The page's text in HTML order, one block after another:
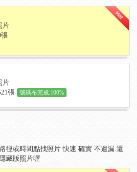
片
張
片
張
號碼布完成:100%
徑或時間點找照片 快速 確實 不遺漏.還
藏版照片喔